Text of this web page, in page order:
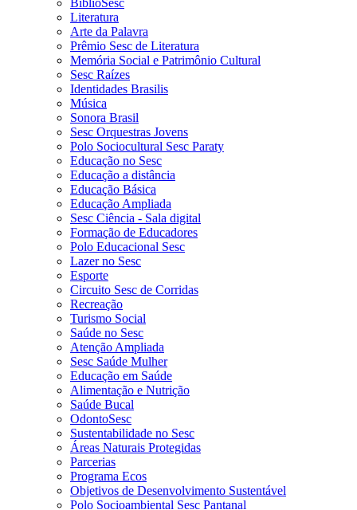
BiblioSesc
Literatura
Arte da Palavra
Prêmio Sesc de Literatura
Memória Social e Patrimônio Cultural
Sesc Raízes
Identidades Brasilis
Música
Sonora Brasil
Sesc Orquestras Jovens
Polo Sociocultural Sesc Paraty
Educação no Sesc
Educação a distância
Educação Básica
Educação Ampliada
Sesc Ciência - Sala digital
Formação de Educadores
Polo Educacional Sesc
Lazer no Sesc
Esporte
Circuito Sesc de Corridas
Recreação
Turismo Social
Saúde no Sesc
Atenção Ampliada
Sesc Saúde Mulher
Educação em Saúde
Alimentação e Nutrição
Saúde Bucal
OdontoSesc
Sustentabilidade no Sesc
Áreas Naturais Protegidas
Parcerias
Programa Ecos
Objetivos de Desenvolvimento Sustentável
Polo Socioambiental Sesc Pantanal